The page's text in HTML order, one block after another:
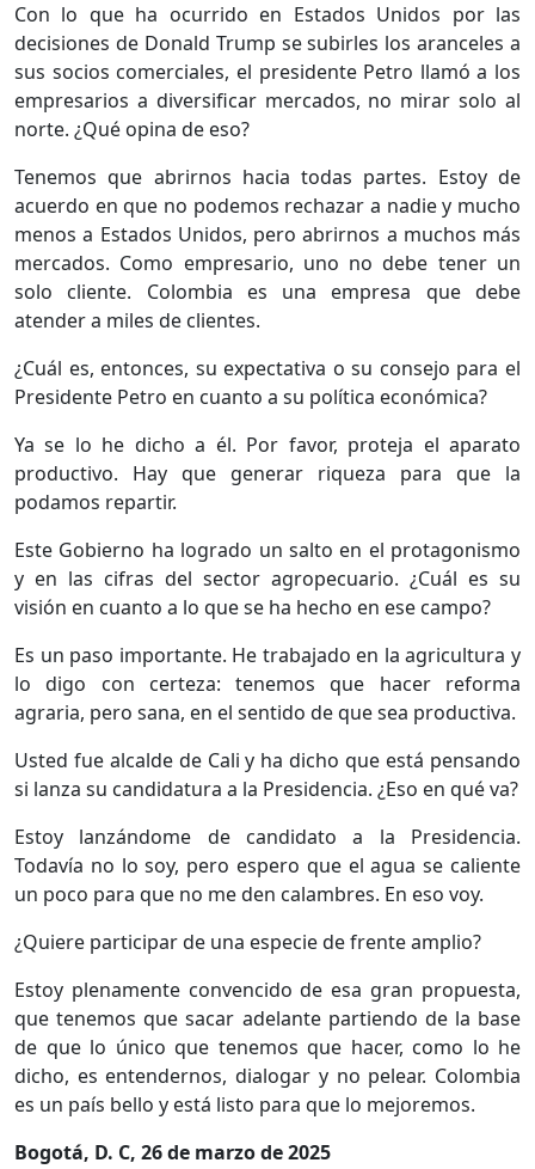
Con lo que ha ocurrido en Estados Unidos por las
decisiones de Donald Trump se subirles los aranceles a
sus socios comerciales, el presidente Petro llamó a los
empresarios a diversificar mercados, no mirar solo al
norte. ¿Qué opina de eso?
Tenemos que abrirnos hacia todas partes. Estoy de
acuerdo en que no podemos rechazar a nadie y mucho
menos a Estados Unidos, pero abrirnos a muchos más
mercados. Como empresario, uno no debe tener un
solo cliente. Colombia es una empresa que debe
atender a miles de clientes.
¿Cuál es, entonces, su expectativa o su consejo para el
Presidente Petro en cuanto a su política económica?
Ya se lo he dicho a él. Por favor, proteja el aparato
productivo. Hay que generar riqueza para que la
podamos repartir.
Este Gobierno ha logrado un salto en el protagonismo
y en las cifras del sector agropecuario. ¿Cuál es su
visión en cuanto a lo que se ha hecho en ese campo?
Es un paso importante. He trabajado en la agricultura y
lo digo con certeza: tenemos que hacer reforma
agraria, pero sana, en el sentido de que sea productiva.
Usted fue alcalde de Cali y ha dicho que está pensando
si lanza su candidatura a la Presidencia. ¿Eso en qué va?
Estoy lanzándome de candidato a la Presidencia.
Todavía no lo soy, pero espero que el agua se caliente
un poco para que no me den calambres. En eso voy.
¿Quiere participar de una especie de frente amplio?
Estoy plenamente convencido de esa gran propuesta,
que tenemos que sacar adelante partiendo de la base
de que lo único que tenemos que hacer, como lo he
dicho, es entendernos, dialogar y no pelear. Colombia
es un país bello y está listo para que lo mejoremos.
Bogotá, D. C, 26 de marzo de 2025